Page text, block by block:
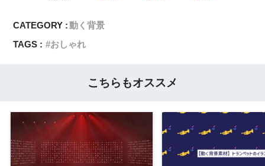
CATEGORY :動く背景
TAGS :
おしゃれ
こちらもオススメ